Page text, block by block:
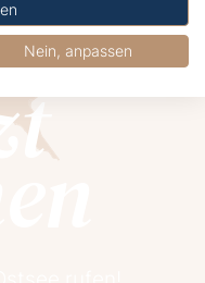
Nein, anpassen